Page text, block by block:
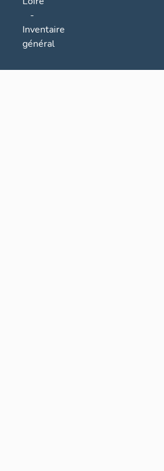
-
Inventaire
général